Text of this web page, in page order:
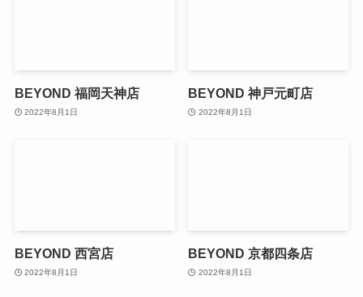
BEYOND 福岡天神店
2022年8月1日
BEYOND 神戸元町店
2022年8月1日
BEYOND 西宮店
2022年8月1日
BEYOND 京都四条店
2022年8月1日